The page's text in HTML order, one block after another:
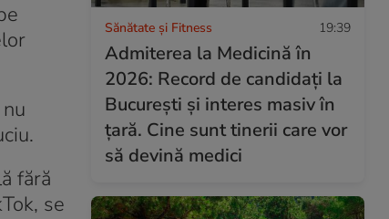
fără
se
Sănătate și Fitness 19:39
Admiterea la Medicină în
2026: Record de candidați la
București și interes masiv în
țară. Cine sunt tinerii care vor
să devină medici